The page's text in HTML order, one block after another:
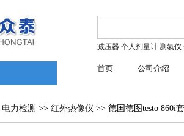
减压器 个人剂量计 测氡仪
首页 公司介绍
电力检测 >> 红外热像仪 >> 德国德图testo 860i